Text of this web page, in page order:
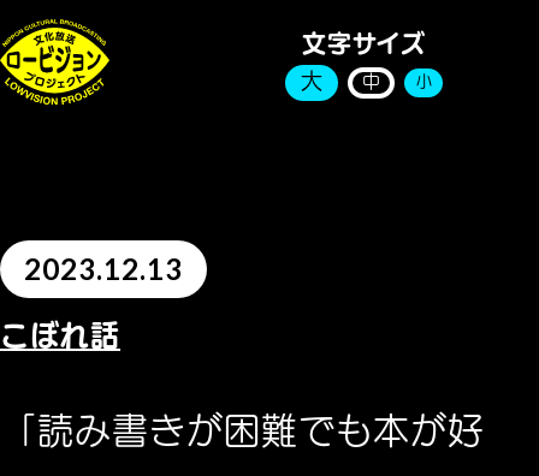
文字サイズ
大 中 小
2023.12.13
こぼれ話
「読み書きが困難でも本が好